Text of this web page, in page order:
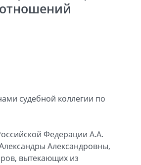
судебной коллегии по
Федерации А.А.
Александровны,
вытекающих из